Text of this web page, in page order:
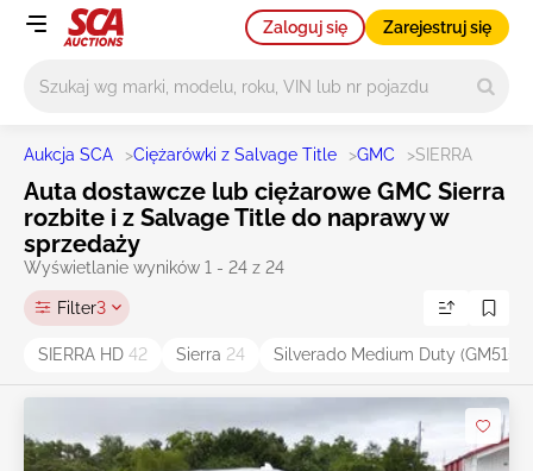
Zaloguj się Zarejestruj się
Aukcja SCA >Ciężarówki z Salvage Title >GMC >SIERRA
Auta dostawcze lub ciężarowe GMC Sierra
rozbite i z Salvage Title do naprawy w
sprzedaży
Wyświetlanie wyników 1 - 24 z 24
Filter3
SIERRA HD 42 Sierra 24 Silverado Medium Duty (GM515)